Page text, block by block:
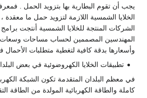
يجب أن تقوم البطارية بها بتزويد الحمل .
الخلايا الشمسية اللازمة لتزويد حمل ما معقدة
الشركات المنتجة للخلايا الشمسية أنتجت
المهندسين المصممين لحساب مساحات وسعات
وأسعارها بدقة كافية لتغطية متطلبات الأحمال
تطبيقات الخلايا الكهروضوئية في بعض
في معظم البلدان المتقدمة تكون الشبكة
كاملة والطاقة الكهربائية المولدة من الطاقة